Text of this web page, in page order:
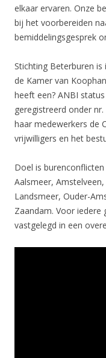
elkaar ervaren. Onze
bij het voorbereiden
bemiddelingsgesprek
Stichting Beterburen is
de Kamer van
heeft een? ANBI
geregistreerd onder
haar medewerkers de
vrijwilligers en het
Doel is
Aalsmeer,
Landsmeer, Ouder-
Zaandam. Voor iedere
vastgelegd in een